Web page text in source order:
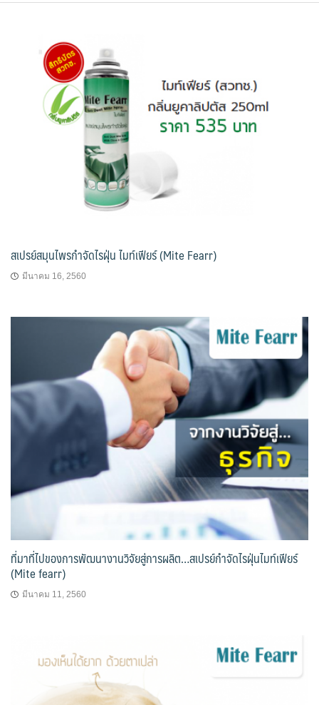
สเปรย์สมุนไพรกำจัดไรฝุ่น ไมท์เฟียร์ (Mite Fearr)
มีนาคม 16, 2560
ที่มาที่ไปของการพัฒนางานวิจัยสู่การผลิต…สเปรย์กำจัดไรฝุ่นไมท์เฟียร์
(Mite fearr)
มีนาคม 11, 2560